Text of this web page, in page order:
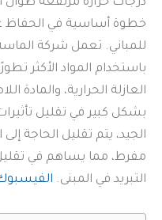
خطوة أساسية في الحفاظ
للمباني. تعمل شركة
باستخدام المواد الأكثر
العازلة الحرارية، والمادة
بشكل كبير في تقليل
الجيد، يتم تقليل الحاجة
مفرط، مما يساهم في
التبريد في المبنى.